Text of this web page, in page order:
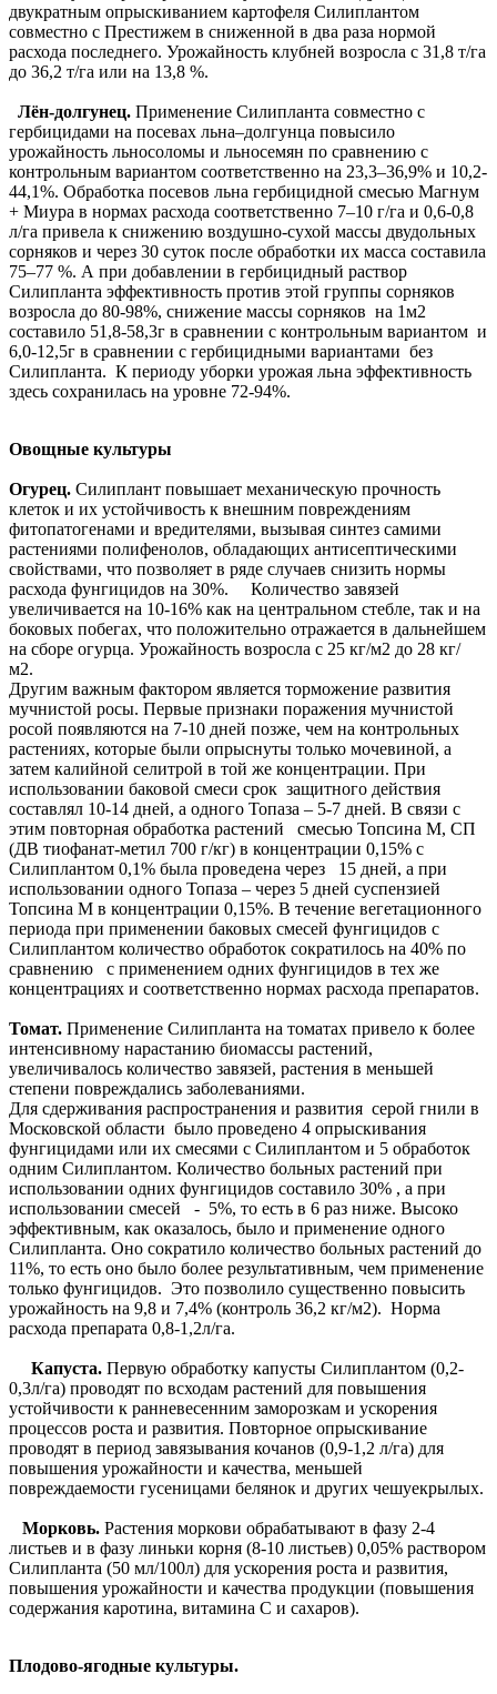
двукратным опрыскиванием картофеля Силиплантом
совместно с Престижем в сниженной в два раза нормой
расхода последнего. Урожайность клубней возросла с 31,8 т/га
до 36,2 т/га или на 13,8 %.
Лён-долгунец. Применение Силипланта совместно с
гербицидами на посевах льна–долгунца повысило
урожайность льносоломы и льносемян по сравнению с
контрольным вариантом соответственно на 23,3–36,9% и 10,2-
44,1%. Обработка посевов льна гербицидной смесью Магнум
+ Миура в нормах расхода соответственно 7–10 г/га и 0,6-0,8
л/га привела к снижению воздушно-сухой массы двудольных
сорняков и через 30 суток после обработки их масса составила
75–77 %. А при добавлении в гербицидный раствор
Силипланта эффективность против этой группы сорняков
возросла до 80-98%, снижение массы сорняков на 1м2
составило 51,8-58,3г в сравнении с контрольным вариантом и
6,0-12,5г в сравнении с гербицидными вариантами без
Силипланта. К периоду уборки урожая льна эффективность
здесь сохранилась на уровне 72-94%.
Овощные культуры
Огурец. Силиплант повышает механическую прочность
клеток и их устойчивость к внешним повреждениям
фитопатогенами и вредителями, вызывая синтез самими
растениями полифенолов, обладающих антисептическими
свойствами, что позволяет в ряде случаев снизить нормы
расхода фунгицидов на 30%. Количество завязей
увеличивается на 10-16% как на центральном стебле, так и на
боковых побегах, что положительно отражается в дальнейшем
на сборе огурца. Урожайность возросла с 25 кг/м2 до 28 кг/
м2.
Другим важным фактором является торможение развития
мучнистой росы. Первые признаки поражения мучнистой
росой появляются на 7-10 дней позже, чем на контрольных
растениях, которые были опрыснуты только мочевиной, а
затем калийной селитрой в той же концентрации. При
использовании баковой смеси срок защитного действия
составлял 10-14 дней, а одного Топаза – 5-7 дней. В связи с
этим повторная обработка растений смесью Топсина М, СП
(ДВ тиофанат-метил 700 г/кг) в концентрации 0,15% с
Силиплантом 0,1% была проведена через 15 дней, а при
использовании одного Топаза – через 5 дней суспензией
Топсина М в концентрации 0,15%. В течение вегетационного
периода при применении баковых смесей фунгицидов с
Силиплантом количество обработок сократилось на 40% по
сравнению с применением одних фунгицидов в тех же
концентрациях и соответственно нормах расхода препаратов.
Томат. Применение Силипланта на томатах привело к более
интенсивному нарастанию биомассы растений,
увеличивалось количество завязей, растения в меньшей
степени повреждались заболеваниями.
Для сдерживания распространения и развития серой гнили в
Московской области было проведено 4 опрыскивания
фунгицидами или их смесями с Силиплантом и 5 обработок
одним Силиплантом. Количество больных растений при
использовании одних фунгицидов составило 30% , а при
использовании смесей - 5%, то есть в 6 раз ниже. Высоко
эффективным, как оказалось, было и применение одного
Силипланта. Оно сократило количество больных растений до
11%, то есть оно было более результативным, чем применение
только фунгицидов. Это позволило существенно повысить
урожайность на 9,8 и 7,4% (контроль 36,2 кг/м2). Норма
расхода препарата 0,8-1,2л/га.
Капуста. Первую обработку капусты Силиплантом (0,2-
0,3л/га) проводят по всходам растений для повышения
устойчивости к ранневесенним заморозкам и ускорения
процессов роста и развития. Повторное опрыскивание
проводят в период завязывания кочанов (0,9-1,2 л/га) для
повышения урожайности и качества, меньшей
повреждаемости гусеницами белянок и других чешуекрылых.
Морковь. Растения моркови обрабатывают в фазу 2-4
листьев и в фазу линьки корня (8-10 листьев) 0,05% раствором
Силипланта (50 мл/100л) для ускорения роста и развития,
повышения урожайности и качества продукции (повышения
содержания каротина, витамина С и сахаров).
Плодово-ягодные культуры.